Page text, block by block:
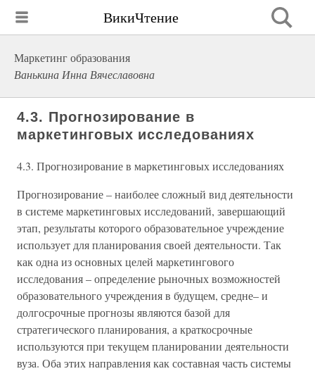
ВикиЧтение
Маркетинг образования
Ванькина Инна Вячеславовна
4.3. Прогнозирование в
маркетинговых исследованиях
4.3. Прогнозирование в маркетинговых исследованиях
Прогнозирование – наиболее сложный вид деятельности
в системе маркетинговых исследований, завершающий
этап, результаты которого образовательное учреждение
использует для планирования своей деятельности. Так
как одна из основных целей маркетингового
исследования – определение рыночных возможностей
образовательного учреждения в будущем, средне– и
долгосрочные прогнозы являются базой для
стратегического планирования, а краткосрочные
используются при текущем планировании деятельности
вуза. Оба этих направления как составная часть системы